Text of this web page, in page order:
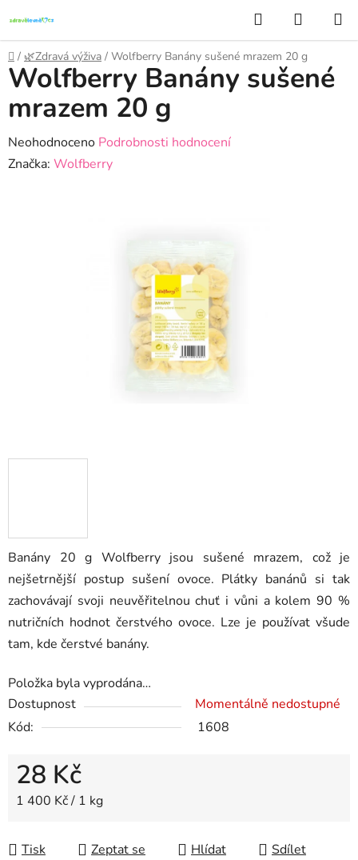
na
obsah
Hledat
KOŠÍK
Domů
/ 🌿Zdravá výživa / Wolfberry Banány sušené mrazem 20 g
Banány 20 g Wolfberry jsou sušené mrazem, což je
nejšetrnější postup sušení ovoce. Plátky banánů si tak
zachovávají svoji neuvěřitelnou chuť i vůni a kolem 90 %
nutričních hodnot čerstvého ovoce. Lze je používat všude
tam, kde čerstvé banány.
Položka byla vyprodána…
Dostupnost
Momentálně nedostupné
Kód:
1608
28 Kč
Měrná cena:
1 400 Kč / 1 kg
Tisk Zeptat se Hlídat Sdílet
Wolfberry Banány sušené
mrazem 20 g
Průměrné
hodnocení
Neohodnoceno Podrobnosti hodnocení
Značka: Wolfberry